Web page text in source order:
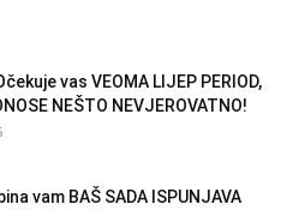
vas VEOMA LIJEP PERIOD,
NEŠTO NEVJEROVATNO!
vam BAŠ SADA ISPUNJAVA